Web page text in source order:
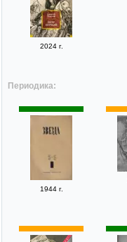
2024 г.
Периодика:
1944 г.